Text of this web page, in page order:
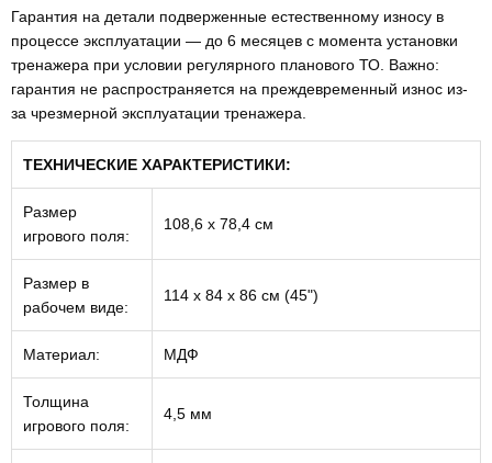
Гарантия на детали подверженные естественному износу в
процессе эксплуатации — до 6 месяцев с момента установки
тренажера при условии регулярного планового ТО. Важно:
гарантия не распространяется на преждевременный износ из-
за чрезмерной эксплуатации тренажера.
ТЕХНИЧЕСКИЕ ХАРАКТЕРИСТИКИ:
Размер
игрового поля:
108,6 х 78,4 см
Размер в
рабочем виде:
114 х 84 х 86 см (45")
Материал: МДФ
Толщина
игрового поля:
4,5 мм